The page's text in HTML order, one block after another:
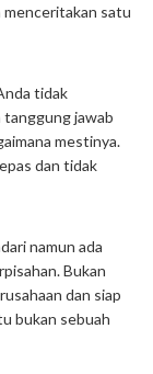
menceritakan satu
tidak
tanggung jawab
mestinya.
dan tidak
namun ada
Bukan
dan siap
bukan sebuah